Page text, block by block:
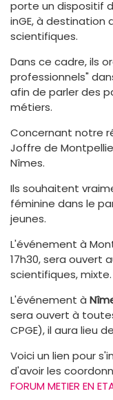
porte un dispositif
inGE, à destination
scientifiques.
Dans ce cadre, ils
professionnels"
afin de parler des
métiers.
Concernant notre
Joffre de
Nîmes.
Ils souhaitent
féminine dans le
jeunes.
L'événement à
17h30, sera ouvert
scientifiques, mixte.
L'événement à
sera ouvert à
CPGE), il aura lieu de
Voici un lien pour
d'avoir les
FORUM METIER EN